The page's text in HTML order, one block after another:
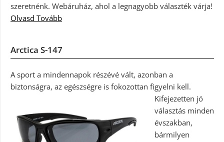
szeretnénk. Webáruház, ahol a legnagyobb választék várja!
Olvasd Tovább
Arctica S-147
A sport a mindennapok részévé vált, azonban a
biztonságra, az egészségre is fokozottan figyelni kell.
Kifejezetten jó
választás minden
évszakban,
bármilyen